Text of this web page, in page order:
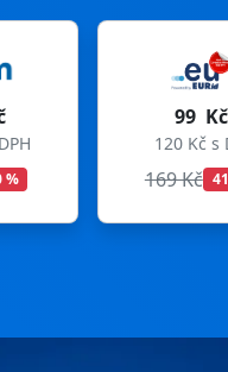
120 Kč s DPH
169 Kč